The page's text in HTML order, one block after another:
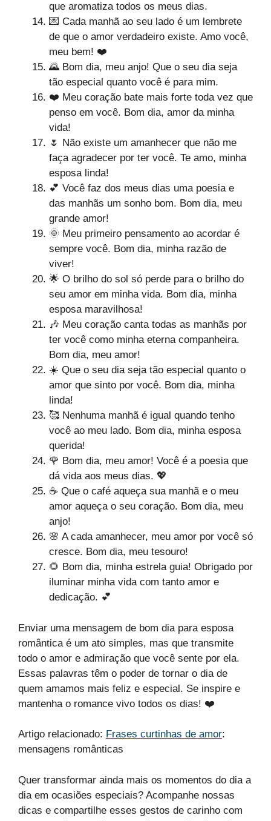
que aromatiza todos os meus dias.
💌 Cada manhã ao seu lado é um lembrete
de que o amor verdadeiro existe. Amo você,
meu bem! ❤️
🌄 Bom dia, meu anjo! Que o seu dia seja
tão especial quanto você é para mim.
❤️ Meu coração bate mais forte toda vez que
penso em você. Bom dia, amor da minha
vida!
🌷 Não existe um amanhecer que não me
faça agradecer por ter você. Te amo, minha
esposa linda!
💕 Você faz dos meus dias uma poesia e
das manhãs um sonho bom. Bom dia, meu
grande amor!
🌞 Meu primeiro pensamento ao acordar é
sempre você. Bom dia, minha razão de
viver!
🌟 O brilho do sol só perde para o brilho do
seu amor em minha vida. Bom dia, minha
esposa maravilhosa!
🎶 Meu coração canta todas as manhãs por
ter você como minha eterna companheira.
Bom dia, meu amor!
☀️ Que o seu dia seja tão especial quanto o
amor que sinto por você. Bom dia, minha
linda!
🥰 Nenhuma manhã é igual quando tenho
você ao meu lado. Bom dia, minha esposa
querida!
🌹 Bom dia, meu amor! Você é a poesia que
dá vida aos meus dias. 💖
☕ Que o café aqueça sua manhã e o meu
amor aqueça o seu coração. Bom dia, meu
anjo!
🌸 A cada amanhecer, meu amor por você só
cresce. Bom dia, meu tesouro!
🌻 Bom dia, minha estrela guia! Obrigado por
iluminar minha vida com tanto amor e
dedicação. 💕
Enviar uma mensagem de bom dia para esposa
romântica é um ato simples, mas que transmite
todo o amor e admiração que você sente por ela.
Essas palavras têm o poder de tornar o dia de
quem amamos mais feliz e especial. Se inspire e
mantenha o romance vivo todos os dias! ❤️
Artigo relacionado: Frases curtinhas de amor:
mensagens românticas
Quer transformar ainda mais os momentos do dia a
dia em ocasiões especiais? Acompanhe nossas
dicas e compartilhe esses gestos de carinho com